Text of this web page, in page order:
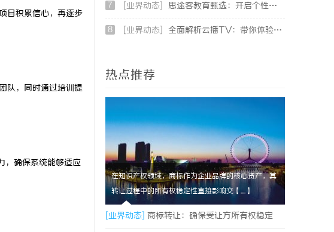
目积累信心，再逐步
队，同时通过培训提
，确保系统能够适应
7 [业界动态] 思途客教育甄选：开启个性化学习新时代的优质平台
8 [业界动态] 全面解析云播TV：带你体验未来的智能影视新风尚
热点推荐
在知识产权领域，商标作为企业品牌的核心资产，其
转让过程中的所有权稳定性直接影响交【....】
[业界动态] 商标转让：确保受让方所有权稳定